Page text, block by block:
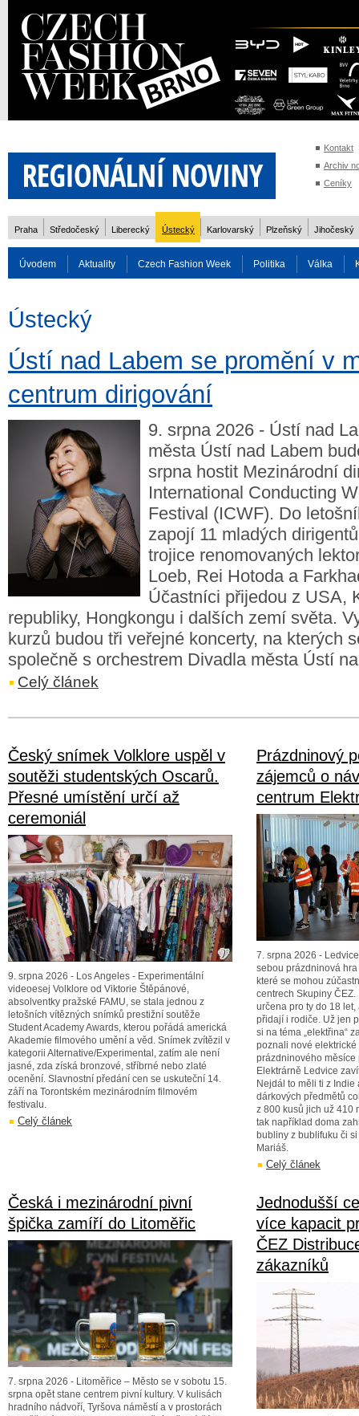
Kontakt
Archiv
Ceníky
Praha Středočeský Liberecký Ústecký Karlovarský Plzeňský Jihočeský
Úvodem Aktuality Czech Fashion Week Politika Válka
Rozhovory
Ústecký
Ústí nad Labem se promění v
centrum dirigování
9. srpna 2026 - Ústí nad
města Ústí nad Labem
srpna hostit Mezinárodní
International Conducting
Festival (ICWF). Do
zapojí 11 mladých
trojice renomovaných
Loeb, Rei Hotoda a
Účastníci přijedou z USA,
republiky, Hongkongu i dalších zemí světa.
kurzů budou tři veřejné koncerty, na kterých
společně s orchestrem Divadla města Ústí
Celý článek
Český snímek Volklore uspěl v
soutěži studentských Oscarů.
Přesné umístění určí až
ceremoniál
9. srpna 2026 - Los Angeles - Experimentální
videoesej Volklore od Viktorie Štěpánové,
absolventky pražské FAMU, se stala jednou z
letošních vítězných snímků prestižní soutěže
Student Academy Awards, kterou pořádá americká
Akademie filmového umění a věd. Snímek zvítězil v
kategorii Alternative/Experimental, zatím ale není
jasné, zda získá bronzové, stříbrné nebo zlaté
ocenění. Slavnostní předání cen se uskuteční 14.
září na Torontském mezinárodním filmovém
festivalu.
Celý článek
Prázdninový
zájemců o
centrum
7. srpna 2026 -
sebou prázdninová hra
které se mohou
centrech Skupiny
určena pro ty do 18
přidají i rodiče. Už jen
si na téma „elektřina“
poznali nové
prázdninového měsíce
Elektrárně Ledvice
Nejdál to měli ti z Indie
dárkových předmětů
z 800 kusů jich už 410
tak například doma
bubliny z bublifuku či
Mariáš.
Celý článek
Česká i mezinárodní pivní
špička zamíří do Litoměřic
7. srpna 2026 - Litoměřice – Město se v sobotu 15.
srpna opět stane centrem pivní kultury. V kulisách
hradního nádvoří, Tyršova náměstí a v prostorách
Jednodušší
více kapacit
ČEZ
zákazníků